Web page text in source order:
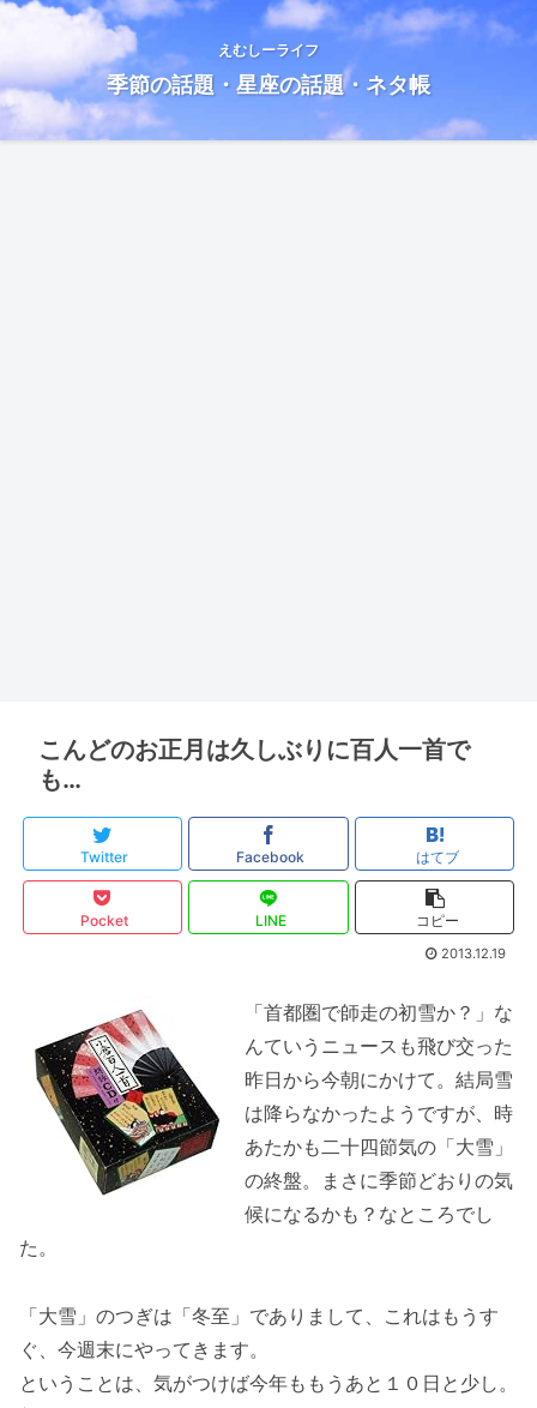
えむしーライフ
季節の話題・星座の話題・ネタ帳
こんどのお正月は久しぶりに百人一首で
も…
Twitter Facebook はてブ
Pocket LINE コピー
2013.12.19
「首都圏で師走の初雪か？」な
んていうニュースも飛び交った
昨日から今朝にかけて。結局雪
は降らなかったようですが、時
あたかも二十四節気の「大雪」
の終盤。まさに季節どおりの気
候になるかも？なところでし
た。
「大雪」のつぎは「冬至」でありまして、これはもうす
ぐ、今週末にやってきます。
ということは、気がつけば今年ももうあと１０日と少し。